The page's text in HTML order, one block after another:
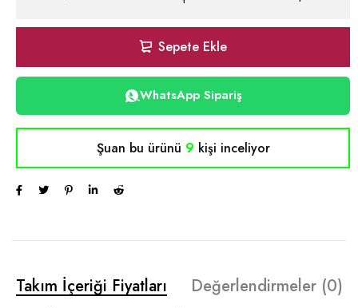
Sepete Ekle
WhatsApp Sipariş
Şuan bu ürünü 9 kişi inceliyor
Takım İçeriği Fiyatları
Değerlendirmeler (0)